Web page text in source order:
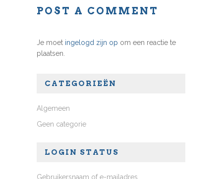
POST A COMMENT
Je moet ingelogd zijn op om een reactie te
plaatsen.
CATEGORIEËN
Algemeen
Geen categorie
LOGIN STATUS
Gebruikersnaam of e-mailadres